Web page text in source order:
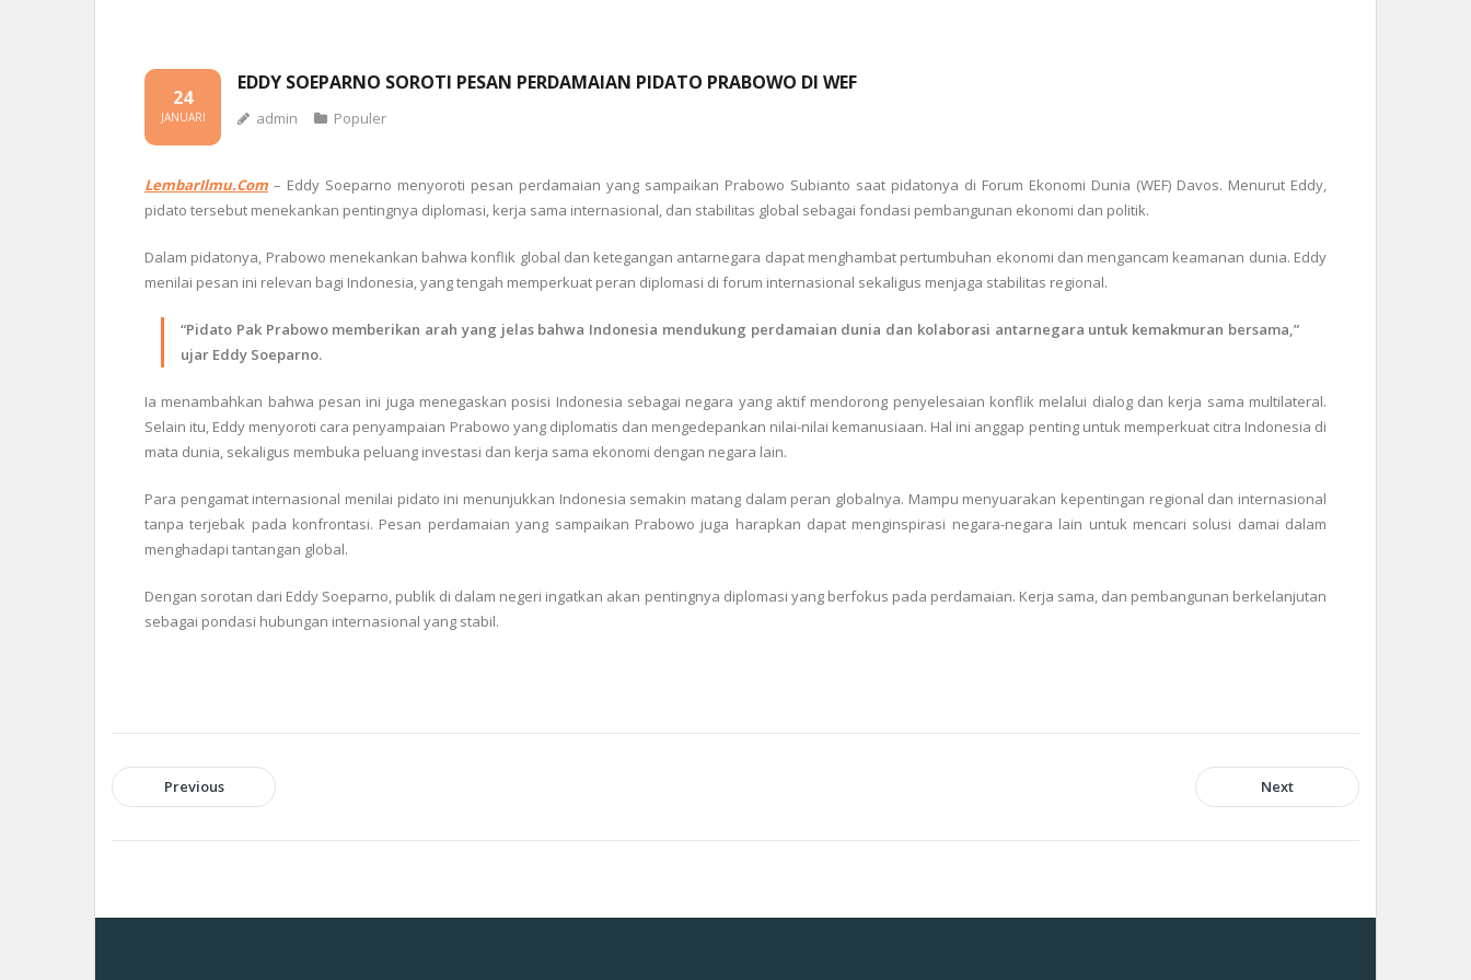
EDDY SOEPARNO SOROTI PESAN PERDAMAIAN PIDATO PRABOWO DI WEF
24
JANUARI admin Populer
LembarIlmu.Com – Eddy Soeparno menyoroti pesan perdamaian yang sampaikan Prabowo Subianto saat pidatonya di Forum Ekonomi Dunia (WEF) Davos. Menurut Eddy,
pidato tersebut menekankan pentingnya diplomasi, kerja sama internasional, dan stabilitas global sebagai fondasi pembangunan ekonomi dan politik.
Dalam pidatonya, Prabowo menekankan bahwa konflik global dan ketegangan antarnegara dapat menghambat pertumbuhan ekonomi dan mengancam keamanan dunia. Eddy
menilai pesan ini relevan bagi Indonesia, yang tengah memperkuat peran diplomasi di forum internasional sekaligus menjaga stabilitas regional.
“Pidato Pak Prabowo memberikan arah yang jelas bahwa Indonesia mendukung perdamaian dunia dan kolaborasi antarnegara untuk kemakmuran bersama,”
ujar Eddy Soeparno.
Ia menambahkan bahwa pesan ini juga menegaskan posisi Indonesia sebagai negara yang aktif mendorong penyelesaian konflik melalui dialog dan kerja sama multilateral.
Selain itu, Eddy menyoroti cara penyampaian Prabowo yang diplomatis dan mengedepankan nilai-nilai kemanusiaan. Hal ini anggap penting untuk memperkuat citra Indonesia di
mata dunia, sekaligus membuka peluang investasi dan kerja sama ekonomi dengan negara lain.
Para pengamat internasional menilai pidato ini menunjukkan Indonesia semakin matang dalam peran globalnya. Mampu menyuarakan kepentingan regional dan internasional
tanpa terjebak pada konfrontasi. Pesan perdamaian yang sampaikan Prabowo juga harapkan dapat menginspirasi negara-negara lain untuk mencari solusi damai dalam
menghadapi tantangan global.
Dengan sorotan dari Eddy Soeparno, publik di dalam negeri ingatkan akan pentingnya diplomasi yang berfokus pada perdamaian. Kerja sama, dan pembangunan berkelanjutan
sebagai pondasi hubungan internasional yang stabil.
Previous Next